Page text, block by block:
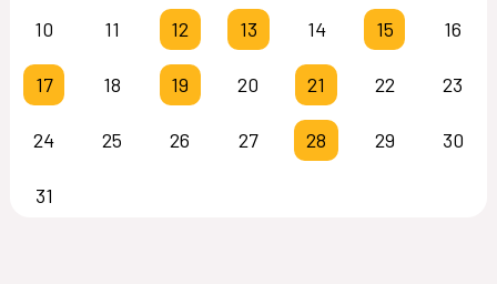
10 11 12 13 14 15 16
17 18 19 20 21 22 23
24 25 26 27 28 29 30
31